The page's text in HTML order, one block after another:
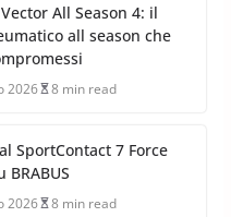
All Season 4: il
all season che
2026 8 min read
SportContact 7 Force
2026 8 min read